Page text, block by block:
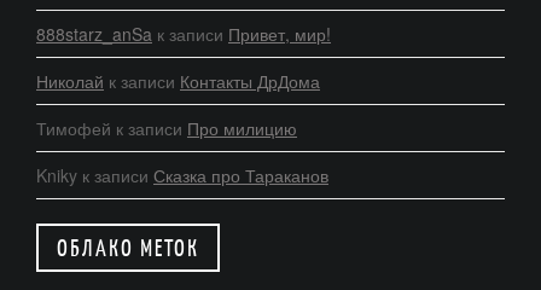
888starz_anSa к записи Привет, мир!
Николай к записи Контакты ДрДома
Тимофей к записи Про милицию
Kniky к записи Сказка про Тараканов
ОБЛАКО МЕТОК